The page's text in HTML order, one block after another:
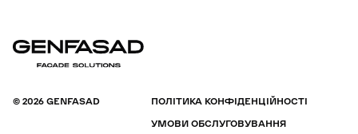
© 2026 GENFASAD
ПОЛІТИКА КОНФІДЕНЦІЙНОСТІ
УМОВИ ОБСЛУГОВУВАННЯ
Даний сайт використовує файли cookie та інші
функціональних можливостей нашого сайту.